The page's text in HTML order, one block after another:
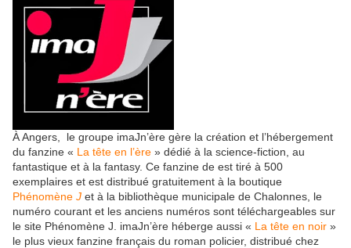
À Angers, le groupe imaJn’ère gère la création et l’hébergement
du fanzine « La tête en l’ère » dédié à la science-fiction, au
fantastique et à la fantasy. Ce fanzine de est tiré à 500
exemplaires et est distribué gratuitement à la boutique
Phénomène J et à la bibliothèque municipale de Chalonnes, le
numéro courant et les anciens numéros sont téléchargeables sur
le site Phénomène J. imaJn’ère héberge aussi « La tête en noir »
le plus vieux fanzine français du roman policier, distribué chez